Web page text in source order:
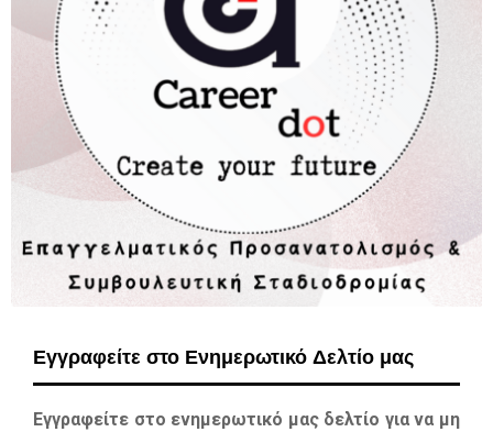
Εγγραφείτε στο Ενημερωτικό Δελτίο μας
Εγγραφείτε στο ενημερωτικό μας δελτίο για να μη